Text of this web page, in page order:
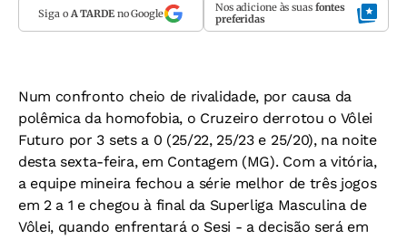
Siga o A TARDEno Google Nos adicione às suas fontes
preferidas
Num confronto cheio de rivalidade, por causa da
polêmica da homofobia, o Cruzeiro derrotou o Vôlei
Futuro por 3 sets a 0 (25/22, 25/23 e 25/20), na noite
desta sexta-feira, em Contagem (MG). Com a vitória,
a equipe mineira fechou a série melhor de três jogos
em 2 a 1 e chegou à final da Superliga Masculina de
Vôlei, quando enfrentará o Sesi - a decisão será em